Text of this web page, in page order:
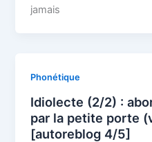
jamais
Phonétique
Idiolecte (2/2) :
par la petite porte
[autoreblog 4/5]